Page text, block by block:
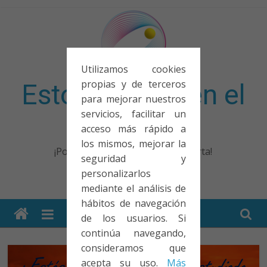
Utilizamos cookies
propias y de terceros
para mejorar nuestros
servicios, facilitar un
acceso más rápido a
los mismos, mejorar la
seguridad y
personalizarlos
mediante el análisis de
hábitos de navegación
de los usuarios. Si
continúa navegando,
consideramos que
acepta su uso. Más
Esto no entra en el
examen
¡Porque no solo el examen importa!